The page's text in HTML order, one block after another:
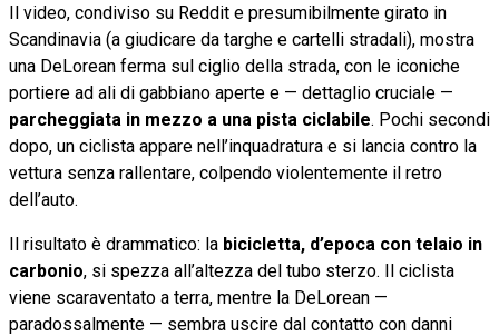
Il video, condiviso su Reddit e presumibilmente girato in
Scandinavia (a giudicare da targhe e cartelli stradali), mostra
una DeLorean ferma sul ciglio della strada, con le iconiche
portiere ad ali di gabbiano aperte e — dettaglio cruciale —
parcheggiata in mezzo a una pista ciclabile. Pochi secondi
dopo, un ciclista appare nell’inquadratura e si lancia contro la
vettura senza rallentare, colpendo violentemente il retro
dell’auto.
Il risultato è drammatico: la bicicletta, d’epoca con telaio in
carbonio, si spezza all’altezza del tubo sterzo. Il ciclista
viene scaraventato a terra, mentre la DeLorean —
paradossalmente — sembra uscire dal contatto con danni